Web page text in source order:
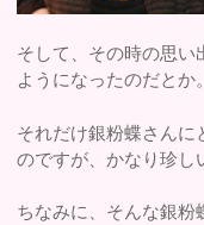
そして、その時の思い
ようになったのだとか。
それだけ銀粉蝶さんに
のですが、かなり珍し
ちなみに、そんな銀粉